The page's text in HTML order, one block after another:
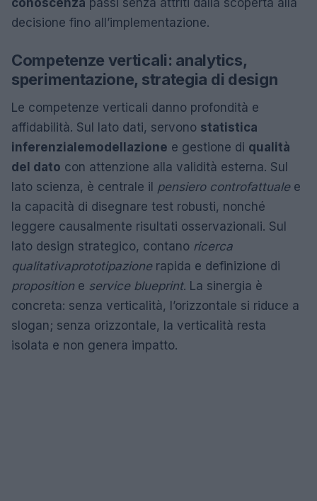
conoscenza passi senza attriti dalla scoperta alla
decisione fino all’implementazione.
Competenze verticali: analytics,
sperimentazione, strategia di design
Le competenze verticali danno profondità e
affidabilità. Sul lato dati, servono statistica
inferenzialemodellazione e gestione di qualità
del dato con attenzione alla validità esterna. Sul
lato scienza, è centrale il pensiero controfattualee
la capacità di disegnare test robusti, nonché
leggere causalmente risultati osservazionali. Sul
lato design strategico, contano ricerca
qualitativaprototipazionerapida e definizione di
proposition e service blueprint. La sinergia è
concreta: senza verticalità, l’orizzontale si riduce a
slogan; senza orizzontale, la verticalità resta
isolata e non genera impatto.